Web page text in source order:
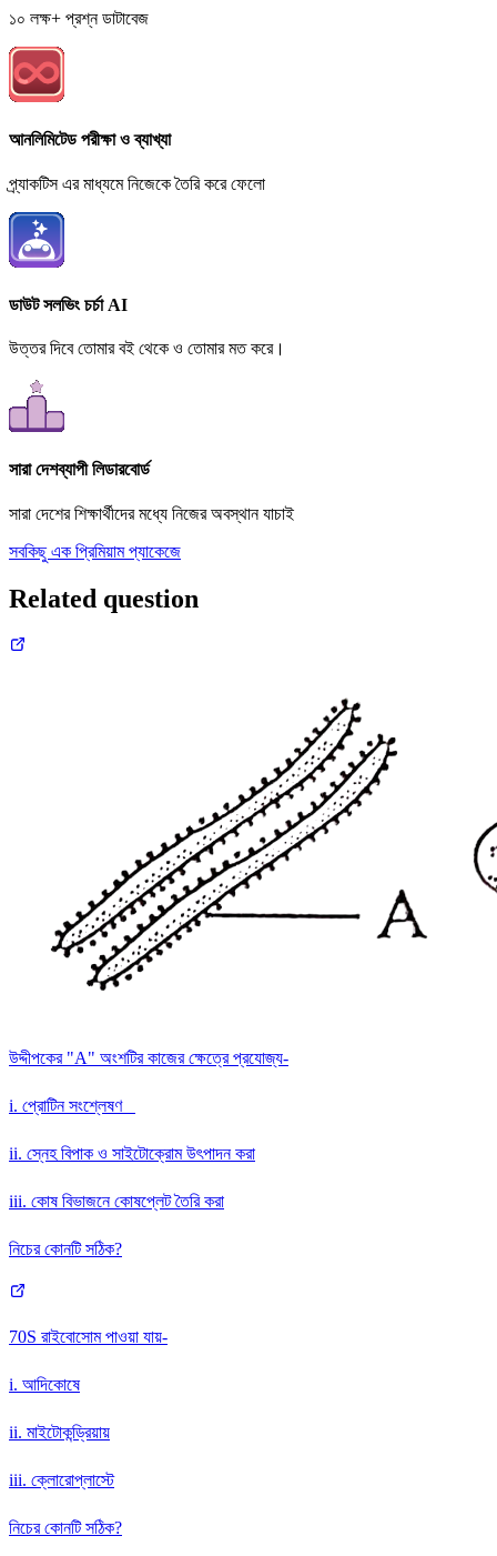
১০ লক্ষ+ প্রশ্ন ডাটাবেজ
আনলিমিটেড পরীক্ষা ও ব্যাখ্যা
প্র্যাকটিস এর মাধ্যমে নিজেকে তৈরি করে ফেলো
ডাউট সলভিং চর্চা AI
উত্তর দিবে তোমার বই থেকে ও তোমার মত করে।
সারা দেশব্যাপী লিডারবোর্ড
সারা দেশের শিক্ষার্থীদের মধ্যে নিজের অবস্থান যাচাই
সবকিছু এক প্রিমিয়াম প্যাকেজে
Related question
উদ্দীপকের "A" অংশটির কাজের ক্ষেত্রে প্রযোজ্য-
i. প্রোটিন সংশ্লেষণ
ii. স্নেহ বিপাক ও সাইটোক্রোম উৎপাদন করা
iii. কোষ বিভাজনে কোষপ্লেট তৈরি করা
নিচের কোনটি সঠিক?
70S রাইবোসোম পাওয়া যায়-
i. আদিকোষে
ii. মাইটোকন্ড্রিয়ায়
iii. ক্লোরোপ্লাস্টে
নিচের কোনটি সঠিক?